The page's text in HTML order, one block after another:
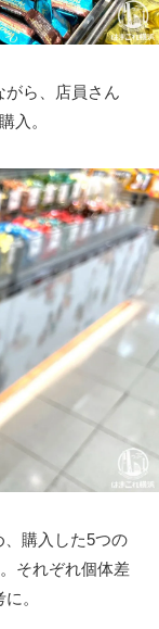
がら、店員さん
入。
、購入した5つの
それぞれ個体差
。